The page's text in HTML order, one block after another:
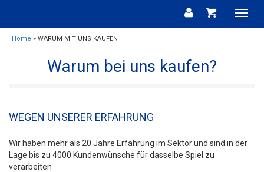
Menu
Home » WARUM MIT UNS KAUFEN
Warum bei uns kaufen?
WEGEN UNSERER ERFAHRUNG
Wir haben mehr als 20 Jahre Erfahrung im Sektor und sind in der
Lage bis zu 4000 Kundenwünsche für dasselbe Spiel zu
verarbeiten